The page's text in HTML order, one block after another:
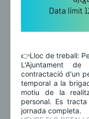
👉Lloc de treball:
L'Ajuntament
contractació d'un
temporal a la
motiu de la
personal. Es
jornada completa.